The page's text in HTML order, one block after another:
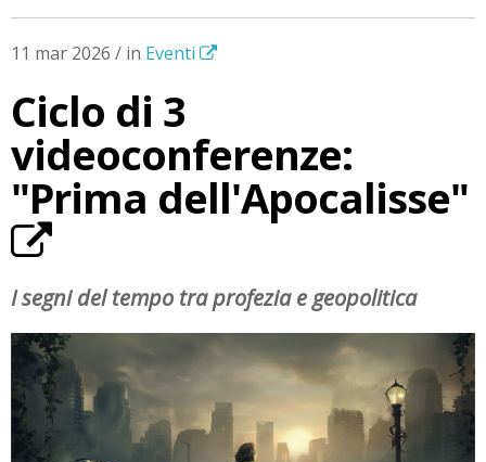
11 mar 2026 / in Eventi
Ciclo di 3
videoconferenze:
"Prima dell'Apocalisse"
I segni del tempo tra profezia e geopolitica